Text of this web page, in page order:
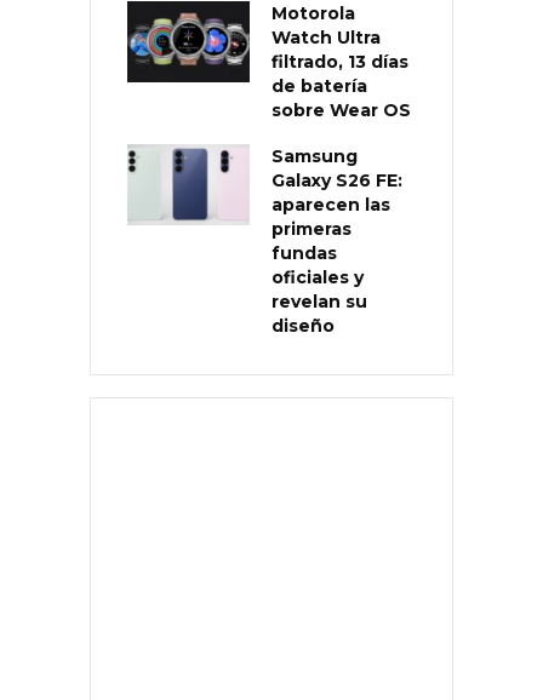
Motorola
Watch Ultra
filtrado, 13 días
de batería
sobre Wear OS
Samsung
Galaxy S26 FE:
aparecen las
primeras
fundas
oficiales y
revelan su
diseño